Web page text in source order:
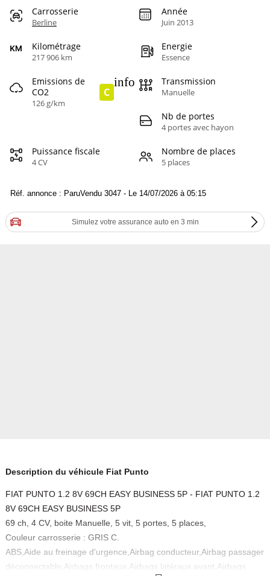
Carrosserie
Berline
Année
Juin 2013
Kilométrage
217 906 km
Energie
Essence
Emissions de
CO2
126 g/km
C
info Transmission
Manuelle
Nb de portes
4 portes avec hayon
Puissance fiscale
4 CV
Nombre de places
5 places
Réf. annonce : ParuVendu 3047 - Le 14/07/2026 à 05:15
Simulez votre assurance auto en 3 min
Description du véhicule Fiat Punto
FIAT PUNTO 1.2 8V 69CH EASY BUSINESS 5P - FIAT PUNTO 1.2
8V 69CH EASY BUSINESS 5P
69 ch, 4 CV, boite Manuelle, 5 vit, 5 portes, 5 places,
Couleur carrosserie : GRIS C.
ABS,Aide au freinage d'urgence,Airbag conducteur,Airbag passager
déconnectable,Airbags frontaux,Airbags latéraux avant,Airbags